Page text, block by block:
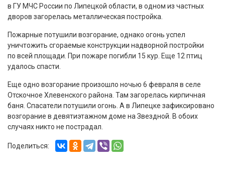
в ГУ МЧС России по Липецкой области, в одном из частных
дворов загорелась металлическая постройка.
Пожарные потушили возгорание, однако огонь успел
уничтожить сгораемые конструкции надворной постройки
по всей площади. При пожаре погибли 15 кур. Еще 12 птиц
удалось спасти.
Еще одно возгорание произошло ночью 6 февраля в селе
Отскочное Хлевенского района. Там загорелась кирпичная
баня. Спасатели потушили огонь. А в Липецке зафиксировано
возгорание в девятиэтажном доме на Звездной. В обоих
случаях никто не пострадал.
Поделиться: